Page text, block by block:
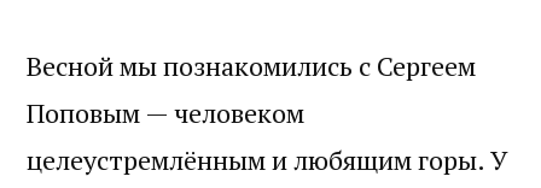
Весной мы познакомились с Сергеем
Поповым — человеком
целеустремлённым и любящим горы. У